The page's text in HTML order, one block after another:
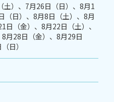
土）、7月26日（日）、8月1
（日）、8月8日（土）、8月
日（金）、8月22日（土）、
月28日（金）、8月29日
日）